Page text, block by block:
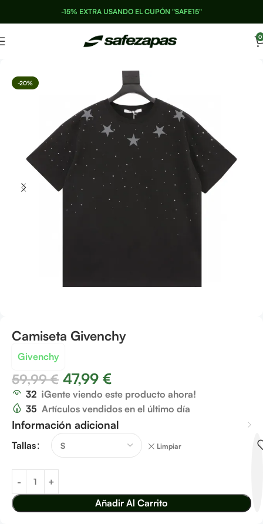
-15% EXTRA USANDO EL CUPÓN "SAFE15"
0
-20%
Camiseta Givenchy
Givenchy
59,99€ 47,99 €
32 ¡Gente viendo este producto ahora!
35 Artículos vendidos en el último día
Información adicional
Tallas Limpiar
Añadir Al Carrito